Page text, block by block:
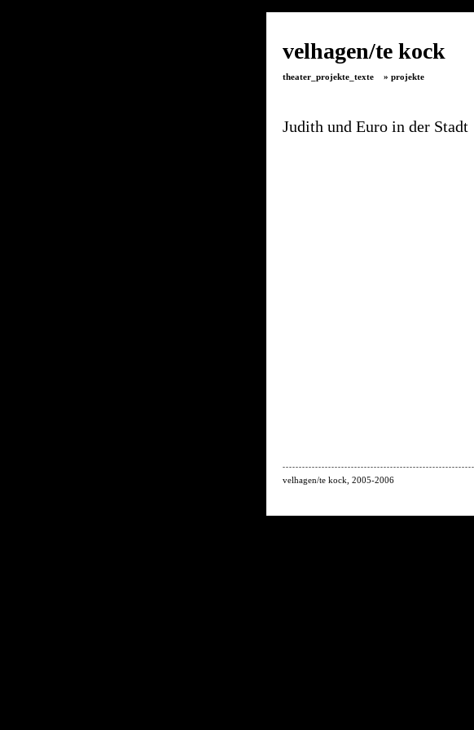
velhagen/te kock
theater_projekte_texte » projekte
Judith und Euro in der Stadt
velhagen/te kock, 2005-2006